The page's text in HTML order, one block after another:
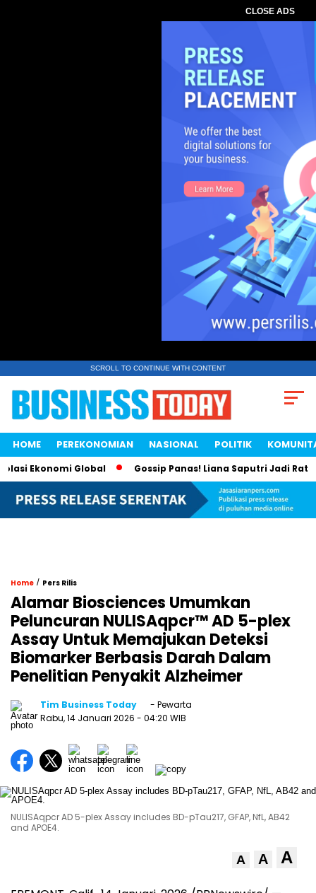
CLOSE ADS
SCROLL TO CONTINUE WITH CONTENT
HOME PEREKONOMIAN NASIONAL POLITIK
Global Gossip Panas! Liana Saputri Jadi Ratu
Home / Pers Rilis
Alamar Biosciences Umumkan
Peluncuran NULISAqpcr™ AD 5-plex
Assay Untuk Memajukan Deteksi
Biomarker Berbasis Darah Dalam
Penelitian Penyakit Alzheimer
Tim Business Today
- Pewarta
Rabu, 14 Januari 2026 - 04:20 WIB
NULISAqpcr AD 5-plex Assay includes BD-pTau217, GFAP, NfL, AB42
and APOE4.
A A A